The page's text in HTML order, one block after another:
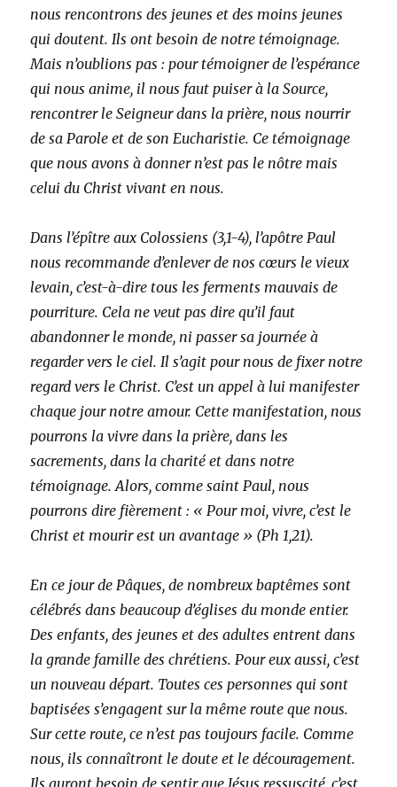
nous rencontrons des jeunes et des moins jeunes
qui doutent. Ils ont besoin de notre témoignage.
Mais n’oublions pas : pour témoigner de l’espérance
qui nous anime, il nous faut puiser à la Source,
rencontrer le Seigneur dans la prière, nous nourrir
de sa Parole et de son Eucharistie. Ce témoignage
que nous avons à donner n’est pas le nôtre mais
celui du Christ vivant en nous.
Dans l’épître aux Colossiens (3,1-4), l’apôtre Paul
nous recommande d’enlever de nos cœurs le vieux
levain, c’est-à-dire tous les ferments mauvais de
pourriture. Cela ne veut pas dire qu’il faut
abandonner le monde, ni passer sa journée à
regarder vers le ciel. Il s’agit pour nous de fixer notre
regard vers le Christ. C’est un appel à lui manifester
chaque jour notre amour. Cette manifestation, nous
pourrons la vivre dans la prière, dans les
sacrements, dans la charité et dans notre
témoignage. Alors, comme saint Paul, nous
pourrons dire fièrement : « Pour moi, vivre, c’est le
Christ et mourir est un avantage » (Ph 1,21).
En ce jour de Pâques, de nombreux baptêmes sont
célébrés dans beaucoup d’églises du monde entier.
Des enfants, des jeunes et des adultes entrent dans
la grande famille des chrétiens. Pour eux aussi, c’est
un nouveau départ. Toutes ces personnes qui sont
baptisées s’engagent sur la même route que nous.
Sur cette route, ce n’est pas toujours facile. Comme
nous, ils connaîtront le doute et le découragement.